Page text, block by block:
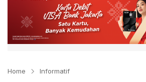
Home Informatif